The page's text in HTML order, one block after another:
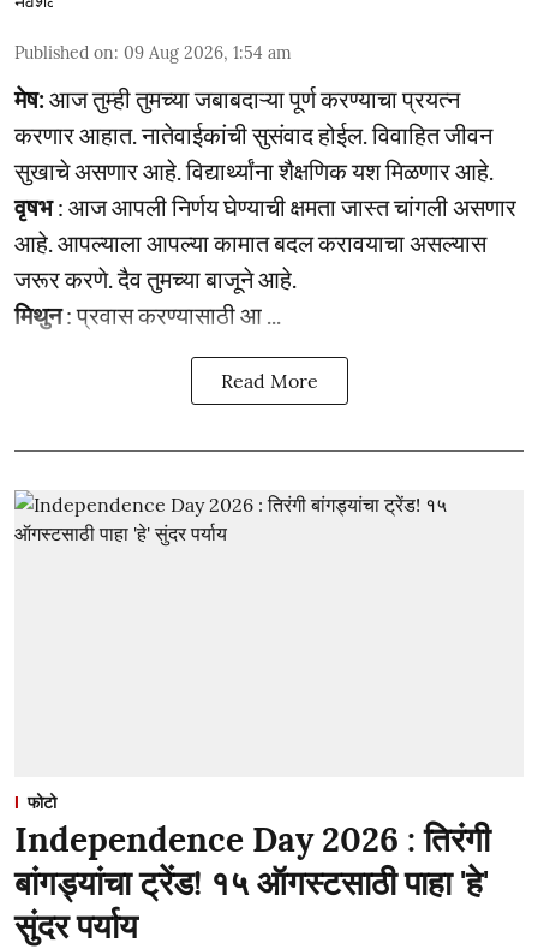
Published on: 09 Aug 2026, 1:54 am
मेष:आज तुम्ही तुमच्या जबाबदाऱ्या पूर्ण करण्याचा प्रयत्न
करणार आहात. नातेवाईकांची सुसंवाद होईल. विवाहित जीवन
सुखाचे असणार आहे. विद्यार्थ्यांना शैक्षणिक यश मिळणार आहे.
वृषभ: आज आपली निर्णय घेण्याची क्षमता जास्त चांगली असणार
आहे. आपल्याला आपल्या कामात बदल करावयाचा असल्यास
जरूर करणे. दैव तुमच्या बाजूने आहे.
मिथुन: प्रवास करण्यासाठी आ ...
Read More
फोटो
Independence Day 2026 : तिरंगी
बांगड्यांचा ट्रेंड! १५ ऑगस्टसाठी पाहा 'हे'
सुंदर पर्याय